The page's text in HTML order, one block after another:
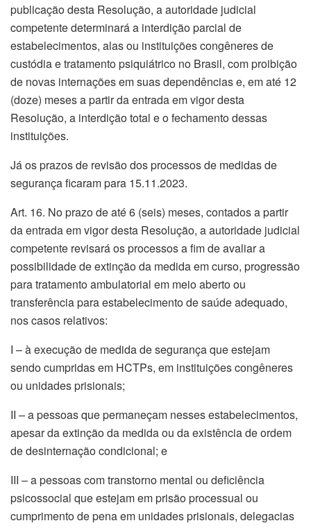
publicação desta Resolução, a autoridade judicial
competente determinará a interdição parcial de
estabelecimentos, alas ou instituições congêneres de
custódia e tratamento psiquiátrico no Brasil, com proibição
de novas internações em suas dependências e, em até 12
(doze) meses a partir da entrada em vigor desta
Resolução, a interdição total e o fechamento dessas
instituições.
Já os prazos de revisão dos processos de medidas de
segurança ficaram para 15.11.2023.
Art. 16. No prazo de até 6 (seis) meses, contados a partir
da entrada em vigor desta Resolução, a autoridade judicial
competente revisará os processos a fim de avaliar a
possibilidade de extinção da medida em curso, progressão
para tratamento ambulatorial em meio aberto ou
transferência para estabelecimento de saúde adequado,
nos casos relativos:
I – à execução de medida de segurança que estejam
sendo cumpridas em HCTPs, em instituições congêneres
ou unidades prisionais;
II – a pessoas que permaneçam nesses estabelecimentos,
apesar da extinção da medida ou da existência de ordem
de desinternação condicional; e
III – a pessoas com transtorno mental ou deficiência
psicossocial que estejam em prisão processual ou
cumprimento de pena em unidades prisionais, delegacias